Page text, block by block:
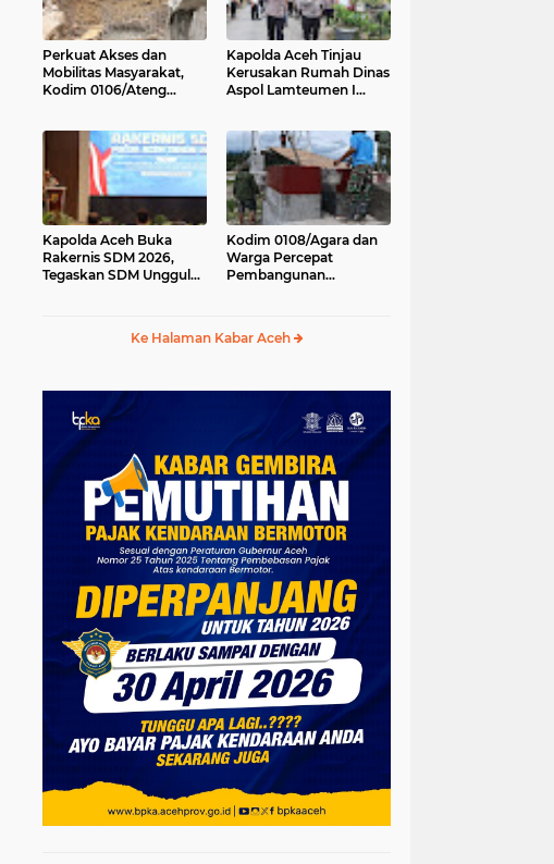
Perkuat Akses dan
Mobilitas Masyarakat,
Kodim 0106/Ateng
Rusip Antara, Aceh
Tengah
Kapolda Aceh Tinjau
Kerusakan Rumah Dinas
Aspol Lamteumen I
Kapolda Aceh Buka
Rakernis SDM 2026,
Tegaskan SDM Unggul
Kodim 0108/Agara dan
Warga Percepat
Pembangunan
Ke Halaman Kabar Aceh